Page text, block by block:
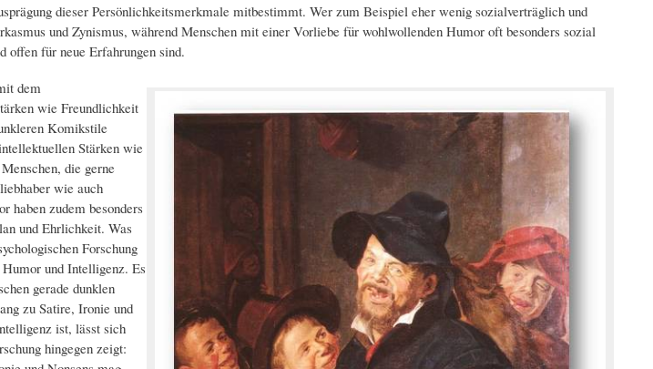
dieser Persönlichkeitsmerkmale mitbestimmt. Wer zum Beispiel eher wenig sozialverträglich und
und Zynismus, während Menschen mit einer Vorliebe für wohlwollenden Humor oft besonders sozial
offen für neue Erfahrungen sind.
dem
wie Freundlichkeit
Komikstile
Stärken wie
die gerne
wie auch
haben zudem besonders
und Ehrlichkeit. Was
Forschung
und Intelligenz. Es
gerade dunklen
zu Satire, Ironie und
ist, lässt sich
hingegen zeigt: